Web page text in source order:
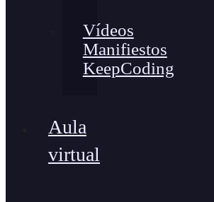
Vídeos
Manifiestos
KeepCoding
Aula
virtual